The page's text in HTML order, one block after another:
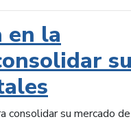
en la
consolidar su mercado de